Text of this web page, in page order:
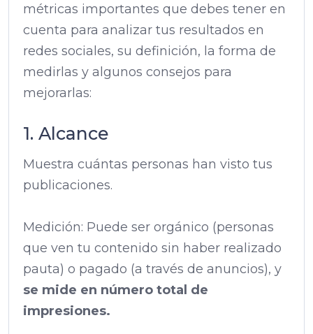
métricas importantes que debes tener en
cuenta para analizar tus resultados en
redes sociales, su definición, la forma de
medirlas y algunos consejos para
mejorarlas:
1. Alcance
Muestra cuántas personas han visto tus
publicaciones.
Medición: Puede ser orgánico (personas
que ven tu contenido sin haber realizado
pauta) o pagado (a través de anuncios), y
se mide en número total de
impresiones.